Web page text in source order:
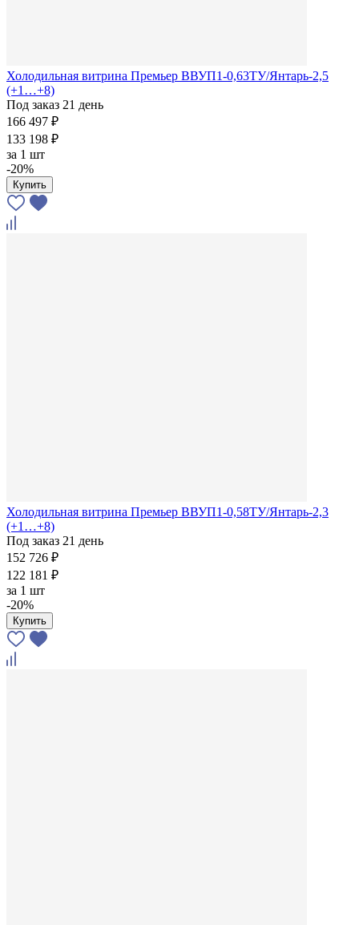
Холодильная витрина Премьер ВВУП1-0,63ТУ/Янтарь-2,5
(+1…+8)
Под заказ 21 день
166 497 ₽
133 198 ₽
за 1 шт
-20%
Купить
Холодильная витрина Премьер ВВУП1-0,58ТУ/Янтарь-2,3
(+1…+8)
Под заказ 21 день
152 726 ₽
122 181 ₽
за 1 шт
-20%
Купить